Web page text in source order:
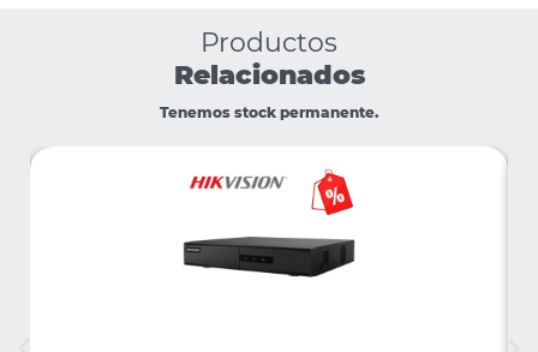
Productos
Relacionados
Tenemos stock permanente.